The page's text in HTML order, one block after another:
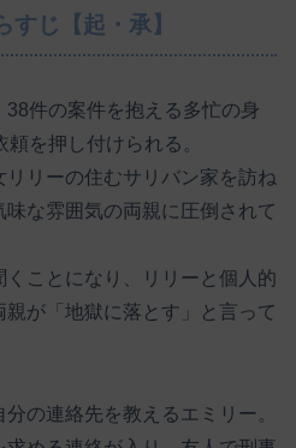
じ【起・承】
件の案件を抱える多忙の身
を押し付けられる。
リーの住むサリバン家を訪ね
な雰囲気の両親に圧倒されて
ことになり、リリーと個人的
が「地獄に落とす」と言って
の連絡先を教えるエミリー。